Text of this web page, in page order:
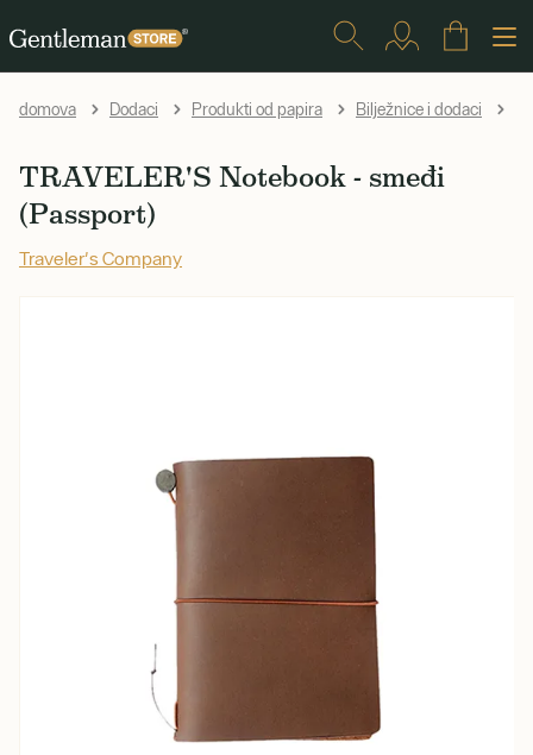
domova Dodaci Produkti od papira Bilježnice i dodaci
TRAVELER'S Notebook - smeđi
(Passport)
Traveler's Company